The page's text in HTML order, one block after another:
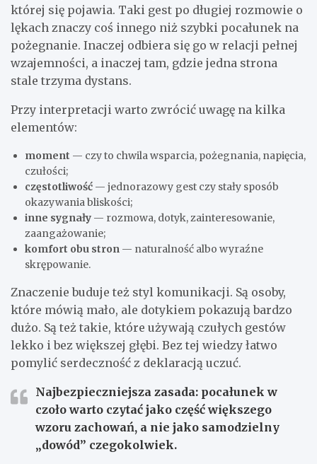
której się pojawia. Taki gest po długiej rozmowie o
lękach znaczy coś innego niż szybki pocałunek na
pożegnanie. Inaczej odbiera się go w relacji pełnej
wzajemności, a inaczej tam, gdzie jedna strona
stale trzyma dystans.
Przy interpretacji warto zwrócić uwagę na kilka
elementów:
moment — czy to chwila wsparcia, pożegnania, napięcia,
czułości;
częstotliwość — jednorazowy gest czy stały sposób
okazywania bliskości;
inne sygnały — rozmowa, dotyk, zainteresowanie,
zaangażowanie;
komfort obu stron — naturalność albo wyraźne
skrępowanie.
Znaczenie buduje też styl komunikacji. Są osoby,
które mówią mało, ale dotykiem pokazują bardzo
dużo. Są też takie, które używają czułych gestów
lekko i bez większej głębi. Bez tej wiedzy łatwo
pomylić serdeczność z deklaracją uczuć.
Najbezpieczniejsza zasada: pocałunek w
czoło warto czytać jako część większego
wzoru zachowań, a nie jako samodzielny
„dowód” czegokolwiek.